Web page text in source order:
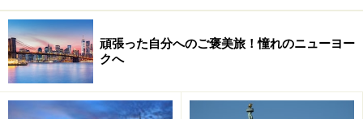
最高のシーフードを食べるならここ、ル・ベルナルディ
ン 写真提供：Le Bernardin
頑張った自分へのご褒美旅！憧れのニューヨー
クへ